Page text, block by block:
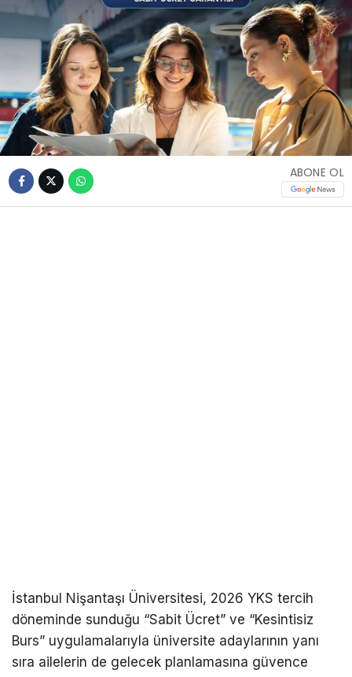
ABONE OL
İstanbul Nişantaşı Üniversitesi, 2026 YKS tercih
döneminde sunduğu “Sabit Ücret” ve “Kesintisiz
Burs” uygulamalarıyla üniversite adaylarının yanı
sıra ailelerin de gelecek planlamasına güvence